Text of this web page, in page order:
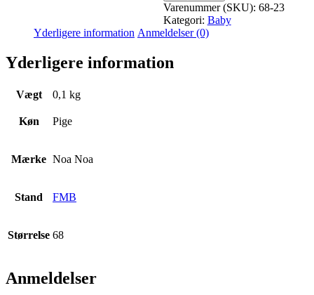
Varenummer (SKU): 68-23
Kategori: Baby
Yderligere information Anmeldelser (0)
Yderligere information
Vægt 0,1 kg
Køn Pige
Mærke Noa Noa
Stand FMB
Størrelse 68
Anmeldelser